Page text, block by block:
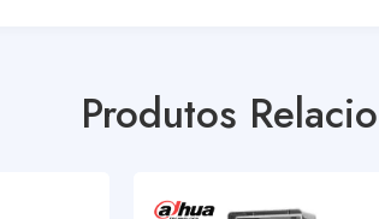
Produtos